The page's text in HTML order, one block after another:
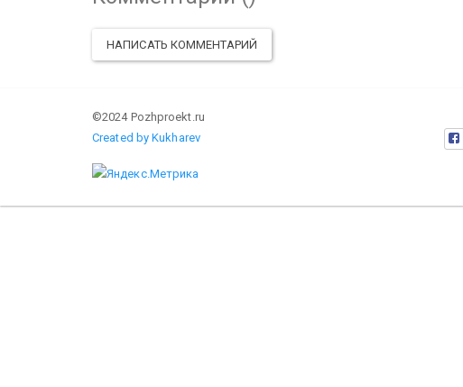
НАПИСАТЬ КОММЕНТАРИЙ
©2024 Pozhproekt.ru
Created by Kukharev